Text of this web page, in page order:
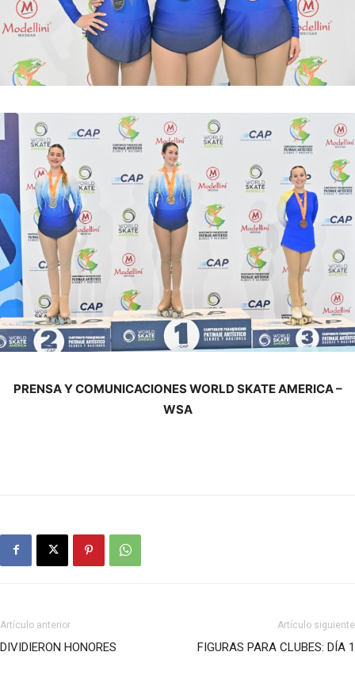
PRENSA Y COMUNICACIONES WORLD SKATE AMERICA –
WSA
Artículo anterior
DIVIDIERON HONORES
Artículo siguiente
FIGURAS PARA CLUBES: DÍA 1